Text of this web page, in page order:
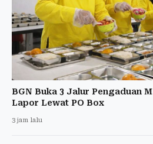
BGN Buka 3 Jalur Pengaduan
Lapor Lewat PO Box
3 jam lalu